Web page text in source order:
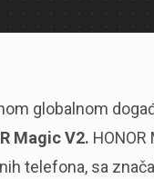
globalnom
Magic V2.
telefona, sa